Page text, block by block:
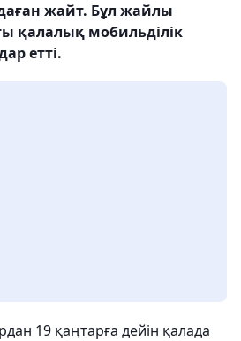
жайт. Бұл жайлы
қалалық мобильділік
етті.
19 қаңтарға дейін қалада